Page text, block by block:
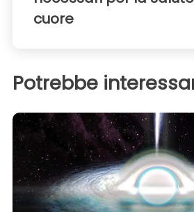
cuore
Potrebbe